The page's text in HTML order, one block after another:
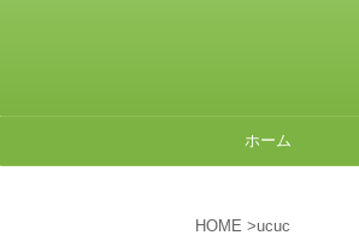
ホーム
HOME >ucuc